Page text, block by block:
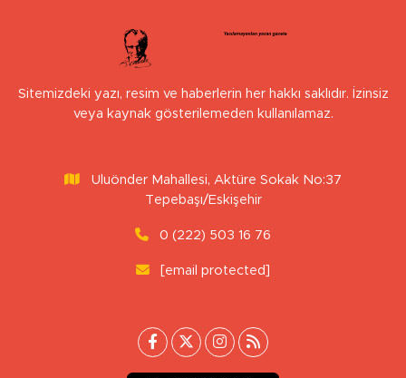
Sitemizdeki yazı, resim ve haberlerin her hakkı saklıdır. İzinsiz
veya kaynak gösterilemeden kullanılamaz.
Uluönder Mahallesi, Aktüre Sokak No:37
Tepebaşı/Eskişehir
0 (222) 503 16 76
[email protected]